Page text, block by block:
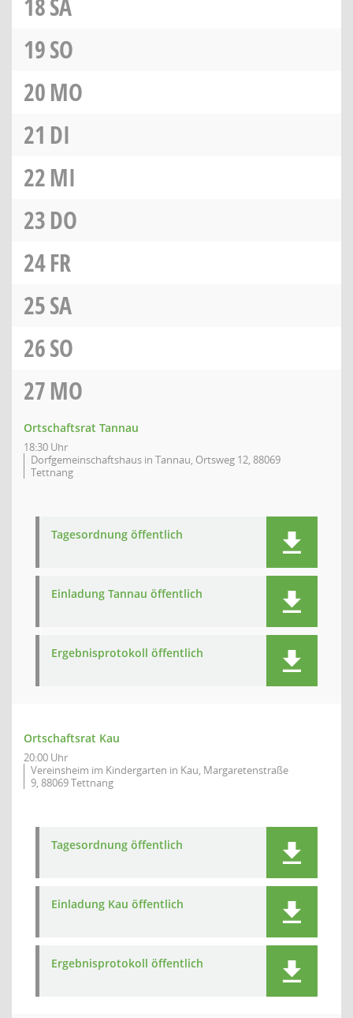
18SA
19SO
20MO
21 DI
22MI
23DO
24FR
25SA
26SO
27MO
Ortschaftsrat Tannau
18:30 Uhr
Dorfgemeinschaftshaus in Tannau, Ortsweg 12, 88069
Tettnang
Tagesordnung öffentlich
Einladung Tannau öffentlich
Ergebnisprotokoll öffentlich
Ortschaftsrat Kau
20:00 Uhr
Vereinsheim im Kindergarten in Kau, Margaretenstraße
9, 88069 Tettnang
Tagesordnung öffentlich
Einladung Kau öffentlich
Ergebnisprotokoll öffentlich